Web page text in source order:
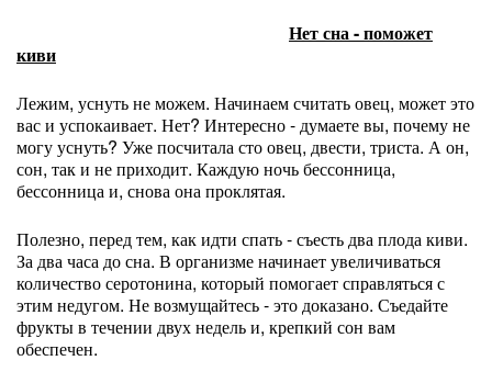
Нет сна - поможет
киви
Лежим, уснуть не можем. Начинаем считать овец, может это
вас и успокаивает. Нет? Интересно - думаете вы, почему не
могу уснуть? Уже посчитала сто овец, двести, триста. А он,
сон, так и не приходит. Каждую ночь бессонница,
бессонница и, снова она проклятая.
Полезно, перед тем, как идти спать - съесть два плода киви.
За два часа до сна. В организме начинает увеличиваться
количество серотонина, который помогает справляться с
этим недугом. Не возмущайтесь - это доказано. Съедайте
фрукты в течении двух недель и, крепкий сон вам
обеспечен.